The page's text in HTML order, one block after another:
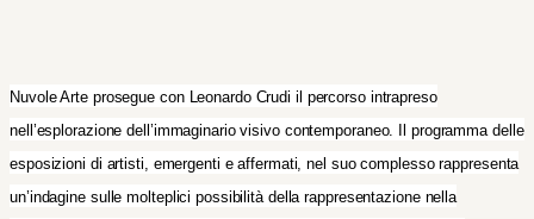
Nuvole Arte prosegue con Leonardo Crudi il percorso intrapreso
nell’esplorazione dell’immaginario visivo contemporaneo. Il programma delle
esposizioni di artisti, emergenti e affermati, nel suo complesso rappresenta
un’indagine sulle molteplici possibilità della rappresentazione nella